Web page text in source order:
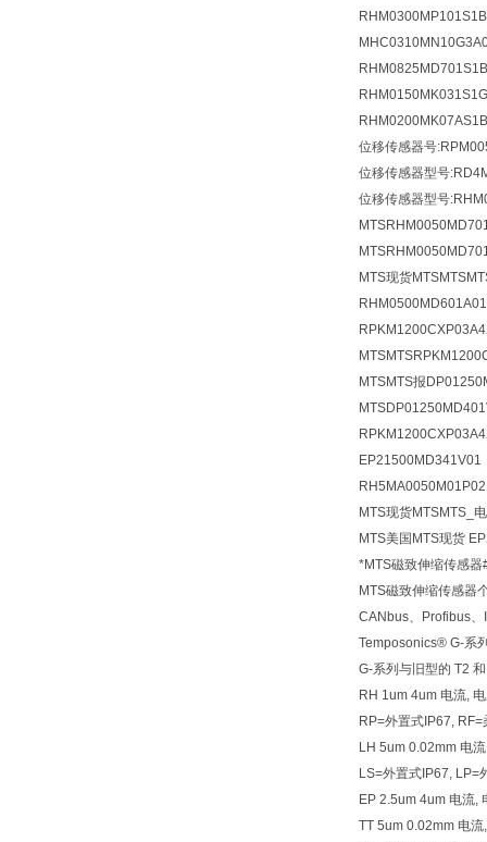
位移传感器号
位移传感器型号
位移传感器型号
MTS现货
MTSMTS报
MTS现货MTSMTS_
MTS美国MTS现货
*MTS磁致伸缩传感器
MTS磁致伸缩传感器
CANbus、Profibus
Temposonics® G-系
G-系列与旧型的 T2
RH 1um 4um 电流,
RP=外置式IP67, RF=
LH 5um 0.02mm 电
LS=外置式IP67, LP=
EP 2.5um 4um 电流,
TT 5um 0.02mm 电